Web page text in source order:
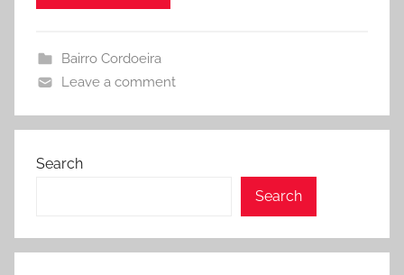
Bairro Cordoeira
Leave a comment
Search
Search